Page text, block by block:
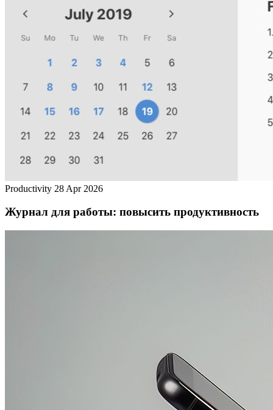
Productivity 28 Apr 2026
Журнал для работы: повысить продуктивность